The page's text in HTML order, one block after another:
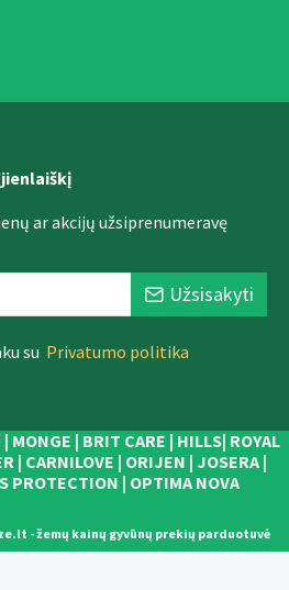
ar akcijų užsiprenumeravę
Užsisakyti
su Privatumo politika
MONGE | BRIT CARE | HILLS| ROYAL
| CARNILOVE | ORIJEN | JOSERA |
PROTECTION | OPTIMA NOVA
- žemų kainų gyvūnų prekių parduotuvė